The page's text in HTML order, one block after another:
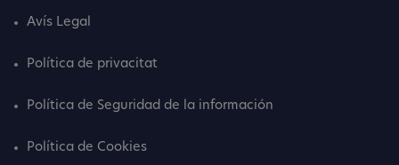
Avís Legal
Política de privacitat
Política de Seguridad de la información
Política de Cookies